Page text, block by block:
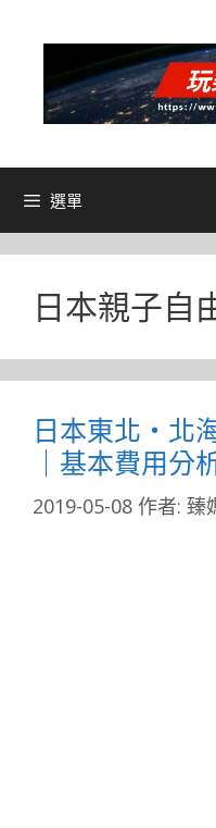
選單
日本親子自
日本東北・北
｜基本費用分
2019-05-08 作者: 臻